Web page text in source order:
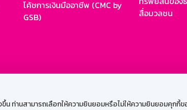
านสามารถเลือกให้ความยินยอมหรือไม่ให้ความยินยอมคุกกี้ข
โค้ชการเงินมืออาชีพ (CMC by
GSB)
สื่อมวลชน